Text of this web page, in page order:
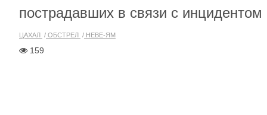
пострадавших в связи с инцидентом
ЦАХАЛ ОБСТРЕЛ НЕВЕ-ЯМ
159